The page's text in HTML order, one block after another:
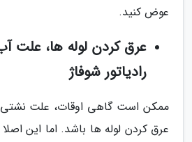
عوض کنید.
عرق کردن لوله ها، علت
رادیاتور شوفاژ
ممکن است گاهی اوقات، علت نشتی
عرق کردن لوله ها باشد. اما این